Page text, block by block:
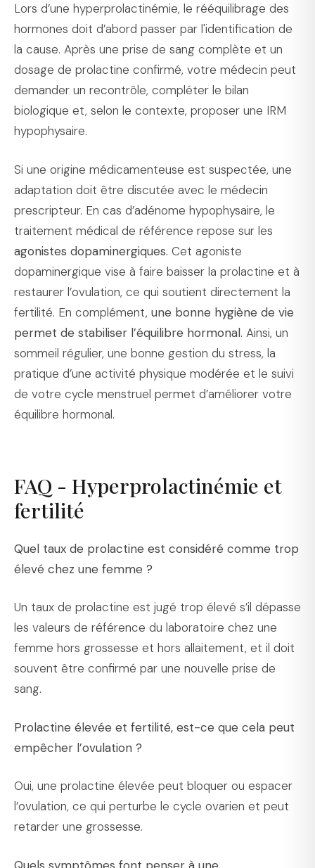
Lors d’une hyperprolactinémie, le rééquilibrage des
hormones doit d’abord passer par l'identification de
la cause. Après une prise de sang complète et un
dosage de prolactine confirmé, votre médecin peut
demander un recontrôle, compléter le bilan
biologique et, selon le contexte, proposer une IRM
hypophysaire.
Si une origine médicamenteuse est suspectée, une
adaptation doit être discutée avec le médecin
prescripteur. En cas d’adénome hypophysaire, le
traitement médical de référence repose sur les
agonistes dopaminergiques. Cet agoniste
dopaminergique vise à faire baisser la prolactine et à
restaurer l’ovulation, ce qui soutient directement la
fertilité. En complément, une bonne hygiène de vie
permet de stabiliser l’équilibre hormonal. Ainsi, un
sommeil régulier, une bonne gestion du stress, la
pratique d’une activité physique modérée et le suivi
de votre cycle menstruel permet d’améliorer votre
équilibre hormonal.
FAQ - Hyperprolactinémie et
fertilité
Quel taux de prolactine est considéré comme trop
élevé chez une femme ?
Un taux de prolactine est jugé trop élevé s’il dépasse
les valeurs de référence du laboratoire chez une
femme hors grossesse et hors allaitement, et il doit
souvent être confirmé par une nouvelle prise de
sang.
Prolactine élevée et fertilité, est-ce que cela peut
empêcher l’ovulation ?
Oui, une prolactine élevée peut bloquer ou espacer
l’ovulation, ce qui perturbe le cycle ovarien et peut
retarder une grossesse.